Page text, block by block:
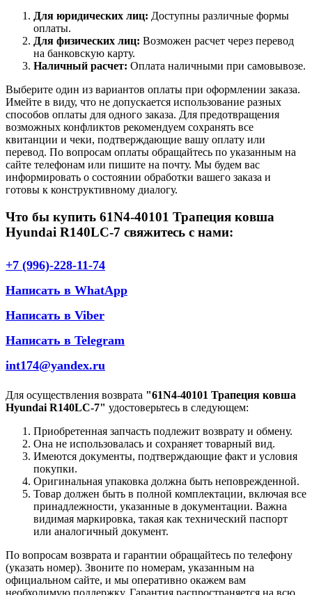
Для юридических лиц: Доступны различные формы
оплаты.
Для физических лиц: Возможен расчет через перевод
на банковскую карту.
Наличный расчет: Оплата наличными при самовывозе.
Выберите один из вариантов оплаты при оформлении заказа.
Имейте в виду, что не допускается использование разных
способов оплаты для одного заказа. Для предотвращения
возможных конфликтов рекомендуем сохранять все
квитанции и чеки, подтверждающие вашу оплату или
перевод. По вопросам оплаты обращайтесь по указанным на
сайте телефонам или пишите на почту. Мы будем вас
информировать о состоянии обработки вашего заказа и
готовы к конструктивному диалогу.
Что бы купить 61N4-40101 Трапеция ковша
Hyundai R140LC-7 свяжитесь с нами:
+7 (996)-228-11-74
Написать в WhatApp
Написать в Viber
Написать в Telegram
int174@yandex.ru
Для осуществления возврата "61N4-40101 Трапеция ковша
Hyundai R140LC-7" удостоверьтесь в следующем:
Приобретенная запчасть подлежит возврату и обмену.
Она не использовалась и сохраняет товарный вид.
Имеются документы, подтверждающие факт и условия
покупки.
Оригинальная упаковка должна быть неповрежденной.
Товар должен быть в полной комплектации, включая все
принадлежности, указанные в документации. Важна
видимая маркировка, такая как технический паспорт
или аналогичный документ.
По вопросам возврата и гарантии обращайтесь по телефону
(указать номер). Звоните по номерам, указанным на
официальном сайте, и мы оперативно окажем вам